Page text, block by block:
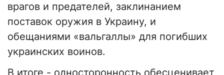
врагов и предателей, заклинанием
поставок оружия в Украину, и
обещаниями «вальгаллы» для погибших
украинских воинов.